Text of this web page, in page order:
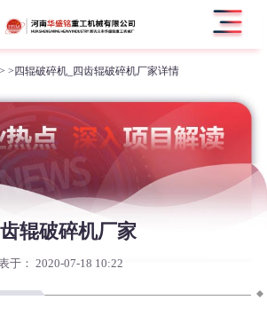
> >四辊破碎机_四齿辊破碎机厂家详情
辊破碎机厂家
于： 2020-07-18 10:22